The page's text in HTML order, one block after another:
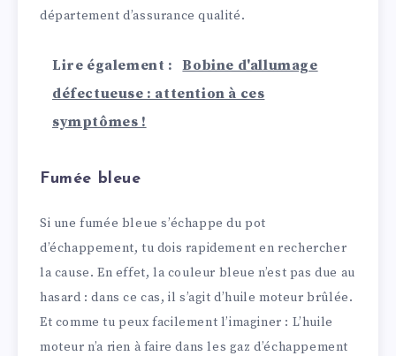
département d’assurance qualité.
Lire également :
Bobine d'allumage
défectueuse : attention à ces
symptômes !
Fumée bleue
Si une fumée bleue s’échappe du pot
d’échappement, tu dois rapidement en rechercher
la cause. En effet, la couleur bleue n’est pas due au
hasard : dans ce cas, il s’agit d’huile moteur brûlée.
Et comme tu peux facilement l’imaginer : L’huile
moteur n’a rien à faire dans les gaz d’échappement